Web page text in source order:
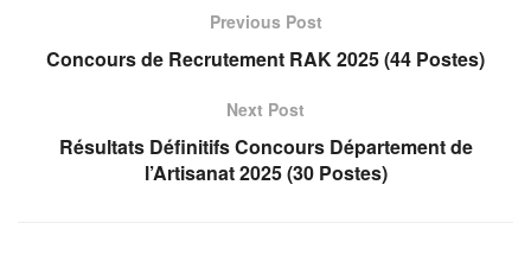
Previous Post
Concours de Recrutement RAK 2025 (44 Postes)
Next Post
Résultats Définitifs Concours Département de
l’Artisanat 2025 (30 Postes)